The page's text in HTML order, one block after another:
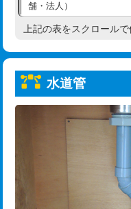
用/3ｍまで)
給水管工事※（塩ビ管（
給水管工事※（ライニン
管・ポリ管・HT管使用/3
給水管工事※（ライニン
管・ポリ管・HT管使用/3
排水管工事（土の掘削・
排水管工事（排水管工事/
舗・法人）
高度高圧洗浄換
トーラー機使用/3mまで
追加トーラー機使用/3m
止水・漏水調査・防水処
上記の表をスクロール
水道管